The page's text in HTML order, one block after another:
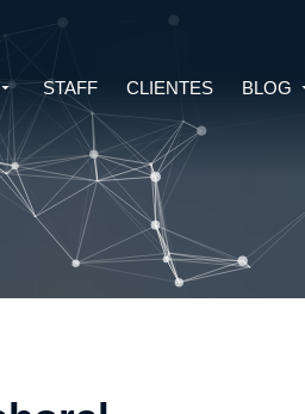
DERECHO TRIBUTARIO
DERECHO DE SALUD Y
BIOTECNOLOGÍA
DERECHO DIGITAL E IA
DERECHO MIGRATORIO
STAFF CLIENTES BLOG
CIVIL
TRIBUTARIO
INMOBILIARIO